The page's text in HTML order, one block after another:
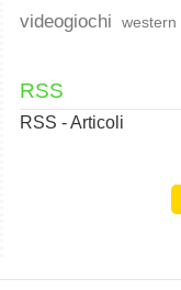
videogiochi western
RSS
RSS - Articoli